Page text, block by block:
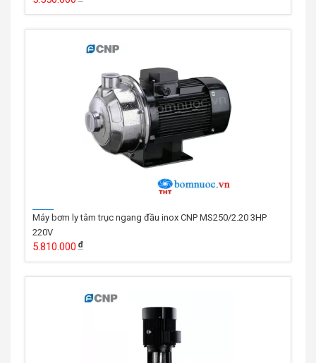
Máy bơm ly tâm trục ngang đầu inox CNP MS250/2.20 3HP
220V
5.810.000